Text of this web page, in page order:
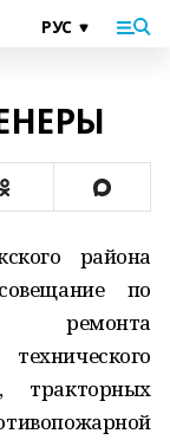
района
по
ремонта
тракторных